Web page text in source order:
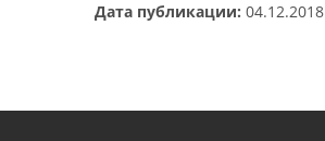
Дата публикации: 04.12.2018